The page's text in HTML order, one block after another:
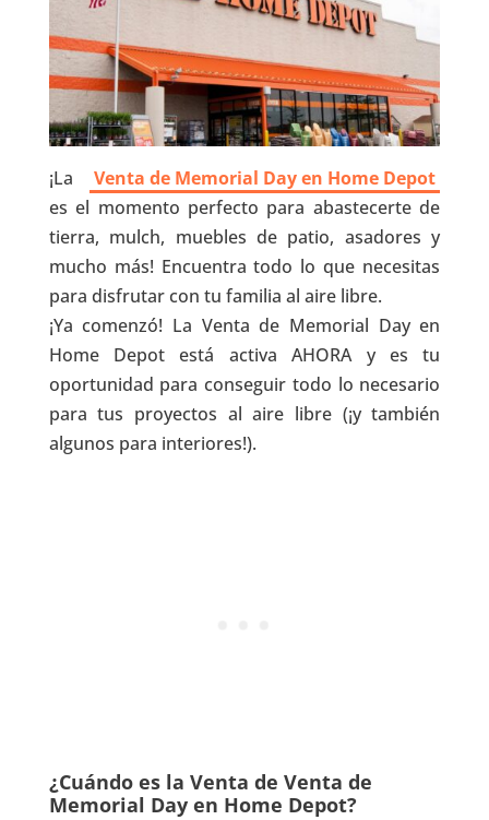
¡La
Venta de Memorial Day en Home Depot
es el momento perfecto para abastecerte de
tierra, mulch, muebles de patio, asadores y
mucho más! Encuentra todo lo que necesitas
para disfrutar con tu familia al aire libre.
¡Ya comenzó! La Venta de Memorial Day en
Home Depot está activa AHORA y es tu
oportunidad para conseguir todo lo necesario
para tus proyectos al aire libre (¡y también
algunos para interiores!).
¿Cuándo es la Venta de Venta de
Memorial Day en Home Depot?